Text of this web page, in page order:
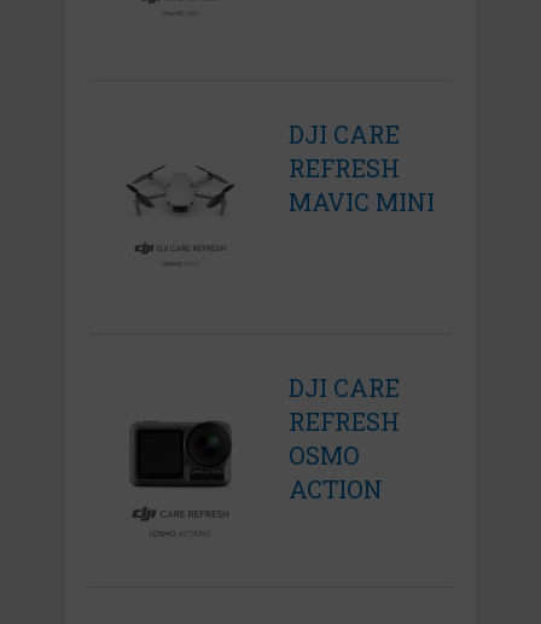
DJI CARE
REFRESH
MAVIC MINI
DJI CARE
REFRESH
OSMO
ACTION